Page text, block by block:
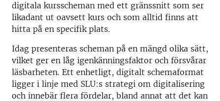
digitala kursscheman med ett gränssnitt som ser
likadant ut oavsett kurs och som alltid finns att
hitta på en specifik plats.
Idag presenteras scheman på en mängd olika sätt,
vilket ger en låg igenkänningsfaktor och försvårar
läsbarheten. Ett enhetligt, digitalt schemaformat
ligger i linje med SLU:s strategi om digitalisering
och innebär flera fördelar, bland annat att det kan